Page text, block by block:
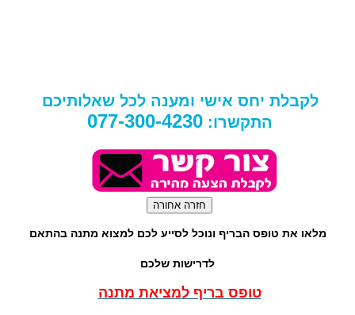
לקבלת יחס אישי ומענה לכל שאלותיכם
התקשרו: 077-300-4230
מלאו את טופס הבריף ונוכל לסייע לכם למצוא מתנה בהתאם
לדרישות שלכם
טופס בריף למציאת מתנה